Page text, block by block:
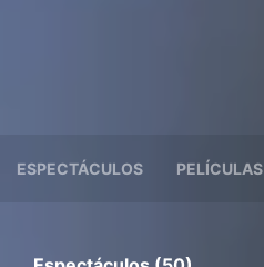
ESPECTÁCULOS PELÍCULAS